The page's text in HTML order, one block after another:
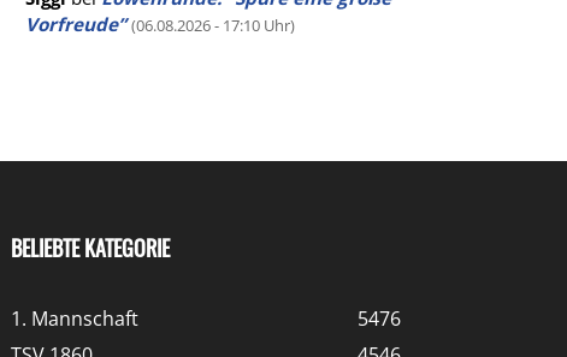
Vorfreude” (06.08.2026 - 17:10 Uhr)
BELIEBTE KATEGORIE
1. Mannschaft
5476